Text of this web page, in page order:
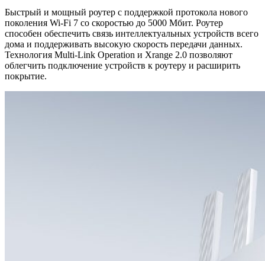
Быстрый и мощный роутер с поддержкой протокола нового
поколения Wi-Fi 7 со скоростью до 5000 Мбит. Роутер
способен обеспечить связь интеллектуальных устройств всего
дома и поддерживать высокую скорость передачи данных.
Технология Multi-Link Operation и Xrange 2.0 позволяют
облегчить подключение устройств к роутеру и расширить
покрытие.